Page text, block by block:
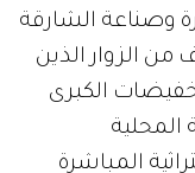
وصناعة الشارقة
من الزوار الذين
الكبرى
المحلية
المباشرة